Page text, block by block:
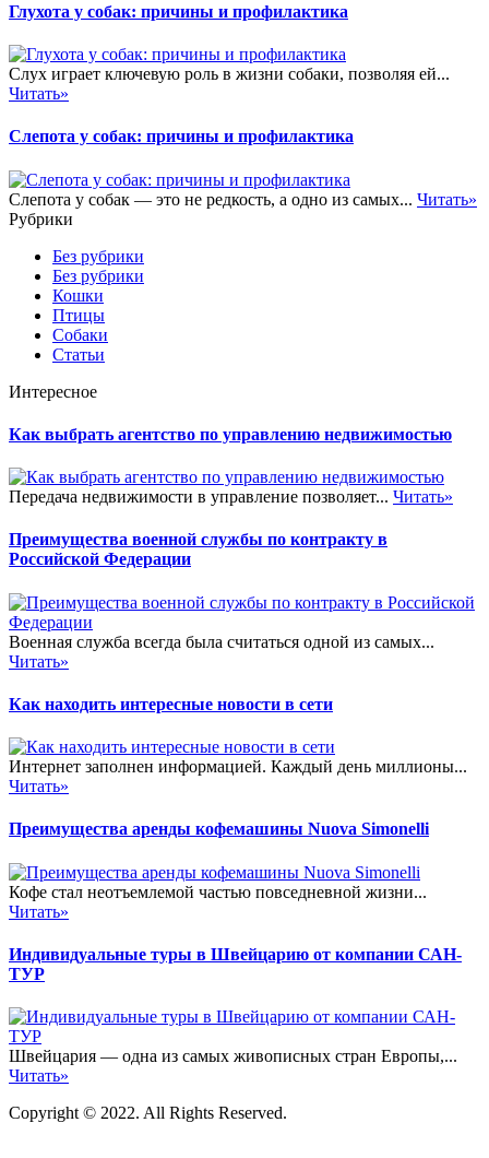
Глухота у собак: причины и профилактика
Слух играет ключевую роль в жизни собаки, позволяя ей...
Читать»
Слепота у собак: причины и профилактика
Слепота у собак — это не редкость, а одно из самых... Читать»
Рубрики
Без рубрики
Без рубрики
Кошки
Птицы
Собаки
Статьи
Интересное
Как выбрать агентство по управлению недвижимостью
Передача недвижимости в управление позволяет... Читать»
Преимущества военной службы по контракту в
Российской Федерации
Военная служба всегда была считаться одной из самых...
Читать»
Как находить интересные новости в сети
Интернет заполнен информацией. Каждый день миллионы...
Читать»
Преимущества аренды кофемашины Nuova Simonelli
Кофе стал неотъемлемой частью повседневной жизни...
Читать»
Индивидуальные туры в Швейцарию от компании САН-
ТУР
Швейцария — одна из самых живописных стран Европы,...
Читать»
Copyright © 2022. All Rights Reserved.